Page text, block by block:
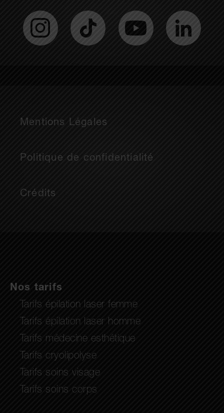
Mentions Légales
Politique de confidentialité
Crédits
Nos tarifs
Tarifs épilation laser femme
Tarifs épilation laser homme
Tarifs médecine esthétique
Tarifs cryolipolyse
Tarifs soins visage
Tarifs soins corps